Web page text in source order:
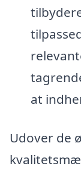
at
Udover de